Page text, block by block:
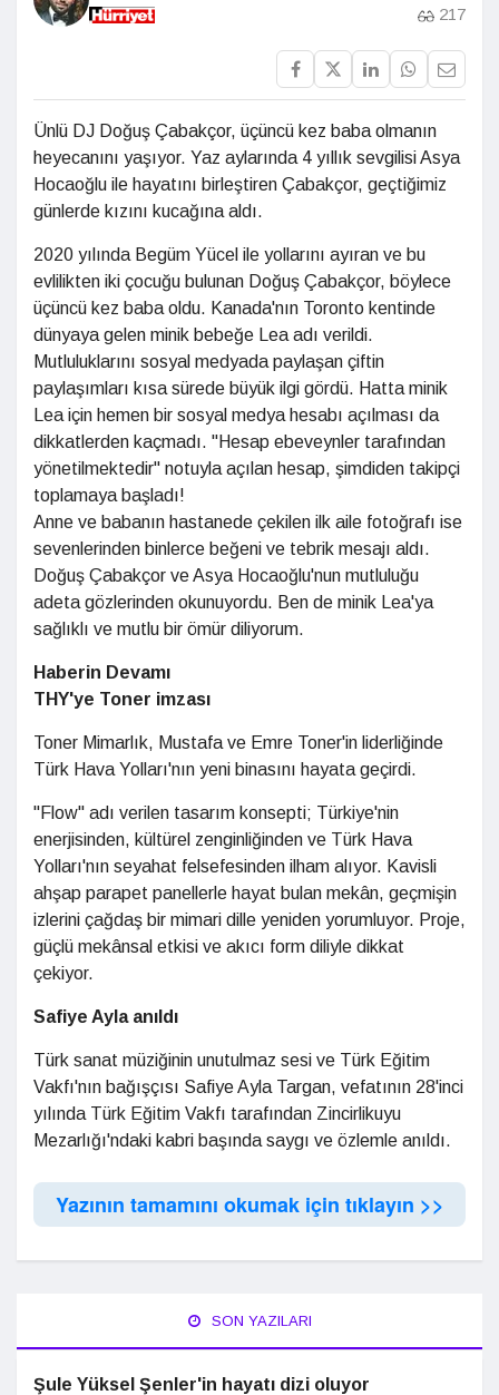
217
Ünlü DJ Doğuş Çabakçor, üçüncü kez baba olmanın
heyecanını yaşıyor. Yaz aylarında 4 yıllık sevgilisi Asya
Hocaoğlu ile hayatını birleştiren Çabakçor, geçtiğimiz
günlerde kızını kucağına aldı.
2020 yılında Begüm Yücel ile yollarını ayıran ve bu
evlilikten iki çocuğu bulunan Doğuş Çabakçor, böylece
üçüncü kez baba oldu. Kanada'nın Toronto kentinde
dünyaya gelen minik bebeğe Lea adı verildi.
Mutluluklarını sosyal medyada paylaşan çiftin
paylaşımları kısa sürede büyük ilgi gördü. Hatta minik
Lea için hemen bir sosyal medya hesabı açılması da
dikkatlerden kaçmadı. "Hesap ebeveynler tarafından
yönetilmektedir" notuyla açılan hesap, şimdiden takipçi
toplamaya başladı!
Anne ve babanın hastanede çekilen ilk aile fotoğrafı ise
sevenlerinden binlerce beğeni ve tebrik mesajı aldı.
Doğuş Çabakçor ve Asya Hocaoğlu'nun mutluluğu
adeta gözlerinden okunuyordu. Ben de minik Lea'ya
sağlıklı ve mutlu bir ömür diliyorum.
Haberin Devamı
THY'ye Toner imzası
Toner Mimarlık, Mustafa ve Emre Toner'in liderliğinde
Türk Hava Yolları'nın yeni binasını hayata geçirdi.
"Flow" adı verilen tasarım konsepti; Türkiye'nin
enerjisinden, kültürel zenginliğinden ve Türk Hava
Yolları'nın seyahat felsefesinden ilham alıyor. Kavisli
ahşap parapet panellerle hayat bulan mekân, geçmişin
izlerini çağdaş bir mimari dille yeniden yorumluyor. Proje,
güçlü mekânsal etkisi ve akıcı form diliyle dikkat
çekiyor.
Safiye Ayla anıldı
Türk sanat müziğinin unutulmaz sesi ve Türk Eğitim
Vakfı'nın bağışçısı Safiye Ayla Targan, vefatının 28'inci
yılında Türk Eğitim Vakfı tarafından Zincirlikuyu
Mezarlığı'ndaki kabri başında saygı ve özlemle anıldı.
Yazının tamamını okumak için tıklayın >>
SON YAZILARI
Şule Yüksel Şenler'in hayatı dizi oluyor